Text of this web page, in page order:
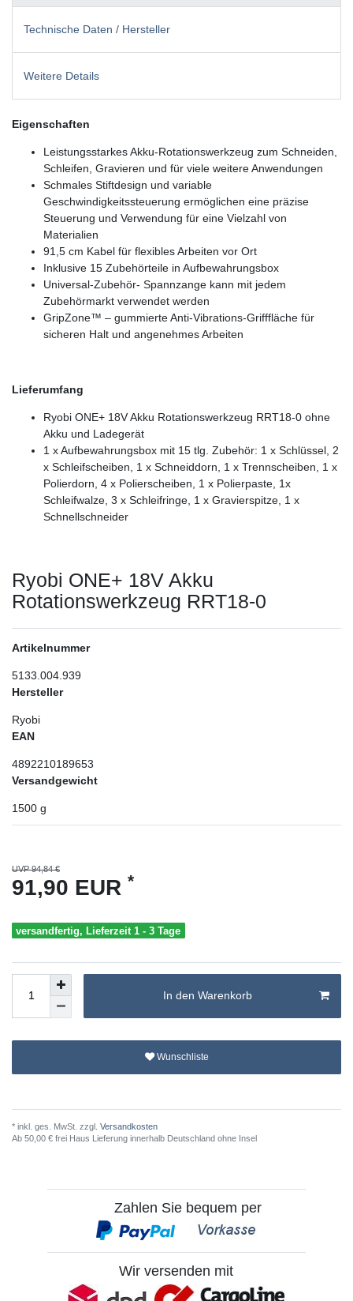
Technische Daten / Hersteller
Weitere Details
Eigenschaften
Leistungsstarkes Akku-Rotationswerkzeug zum Schneiden,
Schleifen, Gravieren und für viele weitere Anwendungen
Schmales Stiftdesign und variable
Geschwindigkeitssteuerung ermöglichen eine präzise
Steuerung und Verwendung für eine Vielzahl von
Materialien
91,5 cm Kabel für flexibles Arbeiten vor Ort
Inklusive 15 Zubehörteile in Aufbewahrungsbox
Universal-Zubehör- Spannzange kann mit jedem
Zubehörmarkt verwendet werden
GripZone™ – gummierte Anti-Vibrations-Grifffläche für
sicheren Halt und angenehmes Arbeiten
Lieferumfang
Ryobi ONE+ 18V Akku Rotationswerkzeug RRT18-0 ohne
Akku und Ladegerät
1 x Aufbewahrungsbox mit 15 tlg. Zubehör: 1 x Schlüssel, 2
x Schleifscheiben, 1 x Schneiddorn, 1 x Trennscheiben, 1 x
Polierdorn, 4 x Polierscheiben, 1 x Polierpaste, 1x
Schleifwalze, 3 x Schleifringe, 1 x Gravierspitze, 1 x
Schnellschneider
Ryobi ONE+ 18V Akku
Rotationswerkzeug RRT18-0
Artikelnummer
5133.004.939
Hersteller
Ryobi
EAN
4892210189653
Versandgewicht
1500 g
UVP 94,84 €
91,90 EUR *
versandfertig, Lieferzeit 1 - 3 Tage
In den Warenkorb
Wunschliste
* inkl. ges. MwSt. zzgl. Versandkosten
Ab 50,00 € frei Haus Lieferung innerhalb Deutschland ohne Insel
Zahlen Sie bequem per
Wir versenden mit